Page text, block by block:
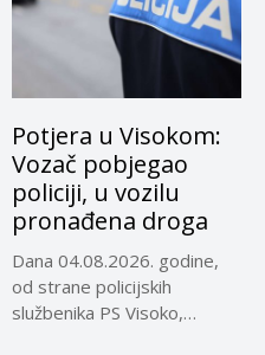
Potjera u Visokom:
Vozač pobjegao
policiji, u vozilu
pronađena droga
Dana 04.08.2026. godine,
od strane policijskih
službenika PS Visoko,